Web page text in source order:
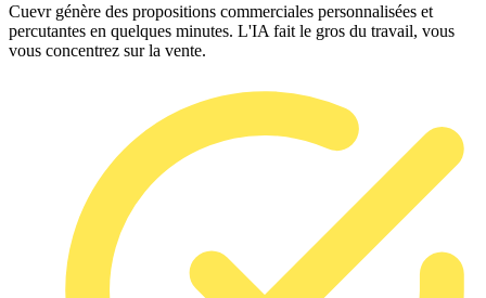
Cuevr génère des propositions commerciales personnalisées et
percutantes en quelques minutes. L'IA fait le gros du travail, vous
vous concentrez sur la vente.